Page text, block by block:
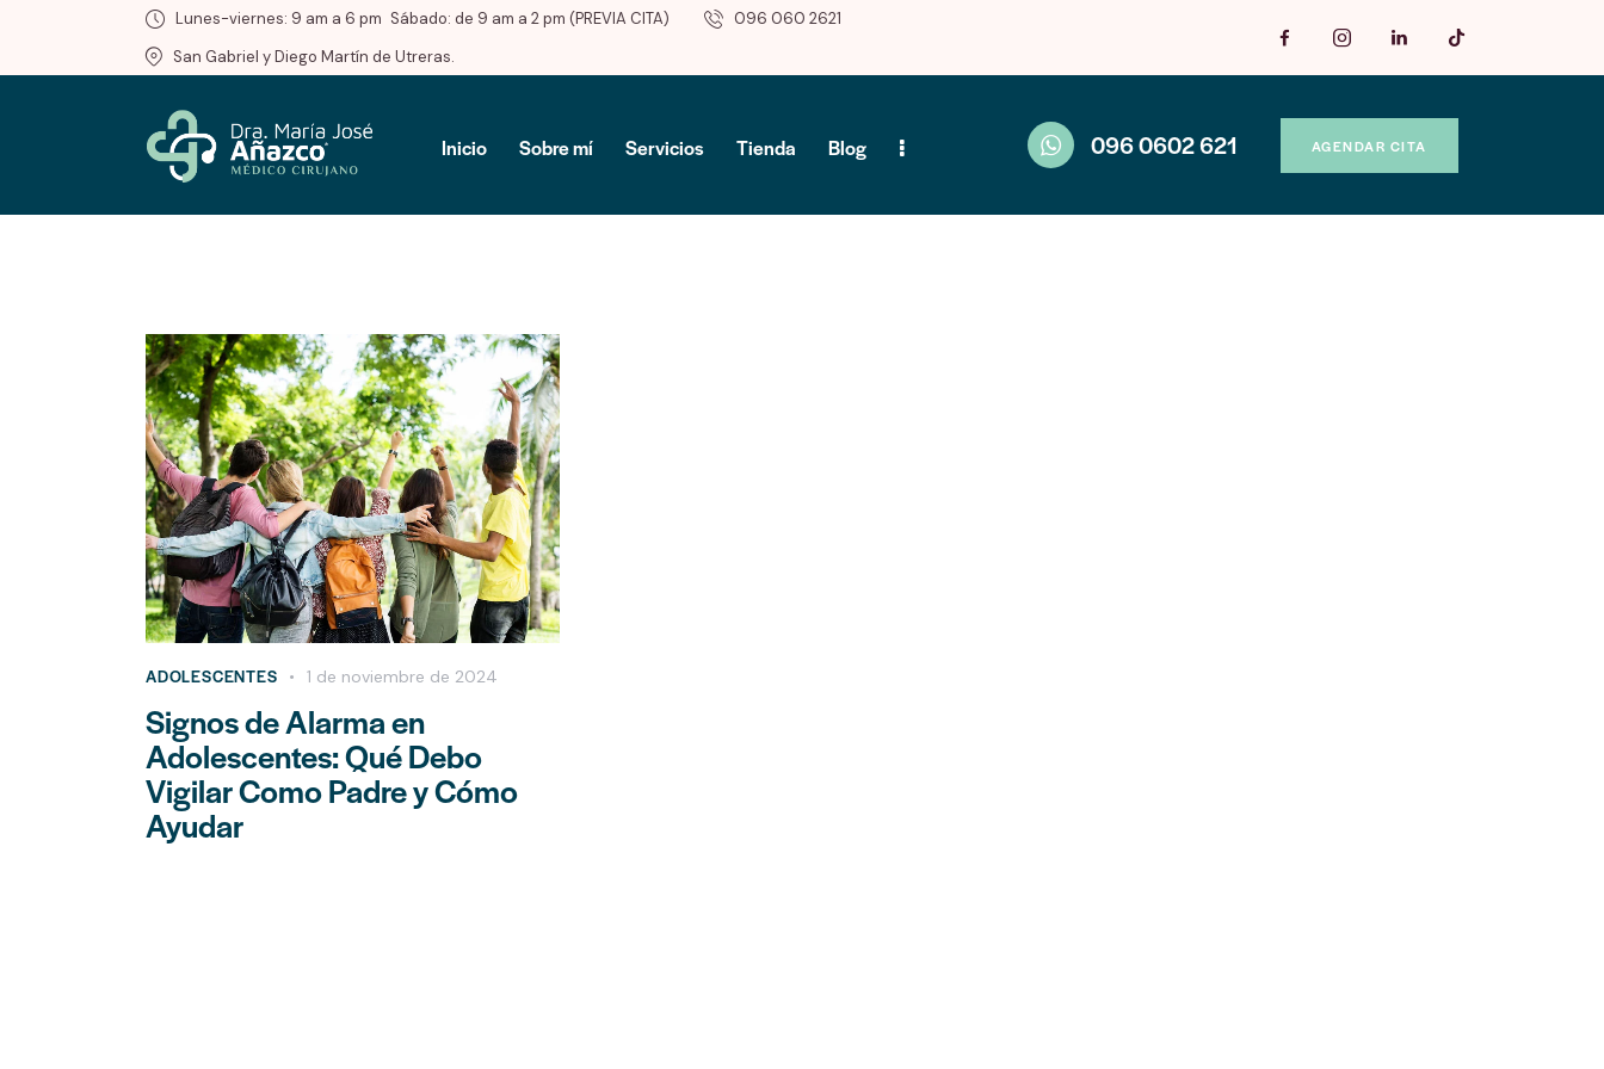
Lunes-viernes: 9 am a 6 pm Sábado: de 9 am a 2 pm (PREVIA CITA)
096 060 2621
San Gabriel y Diego Martín de Utreras.
Inicio Sobre mí Servicios Tienda Blog 096 0602 621 AGENDAR CITA
ADOLESCENTES 1 de noviembre de 2024
Signos de Alarma en
Adolescentes: Qué Debo
Vigilar Como Padre y Cómo
Ayudar